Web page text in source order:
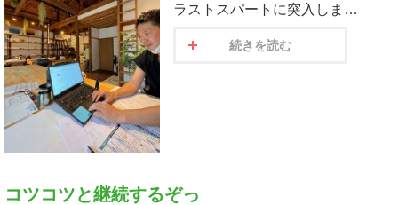
ラストスパートに突入しま…
続きを読む
コツコツと継続するぞっ